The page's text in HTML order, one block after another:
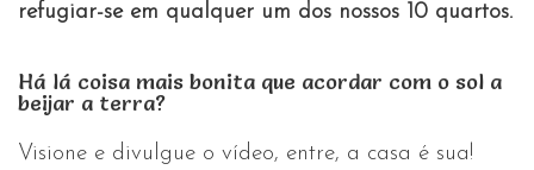
refugiar-se em qualquer um dos nossos 10 quartos.
Há lá coisa mais bonita que acordar com o sol a
beijar a terra?
Visione e divulgue o vídeo, entre, a casa é sua!